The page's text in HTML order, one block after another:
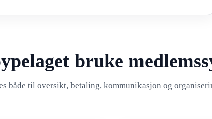
bruke
både til oversikt, betaling, kommunikasjon og